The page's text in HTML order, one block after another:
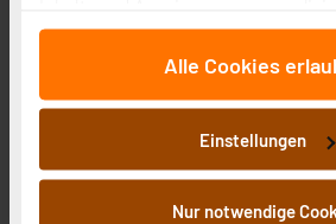
für soziale Medien anbieten zu
auf unsere Website zu analysieren.
an unsere Partner für soziale
Analysen weiter. Unsere Partner
Informationen möglicherweise mit
zusammen, die Sie ihnen
Alle Cookies
Einstellungen
Nur notwendige